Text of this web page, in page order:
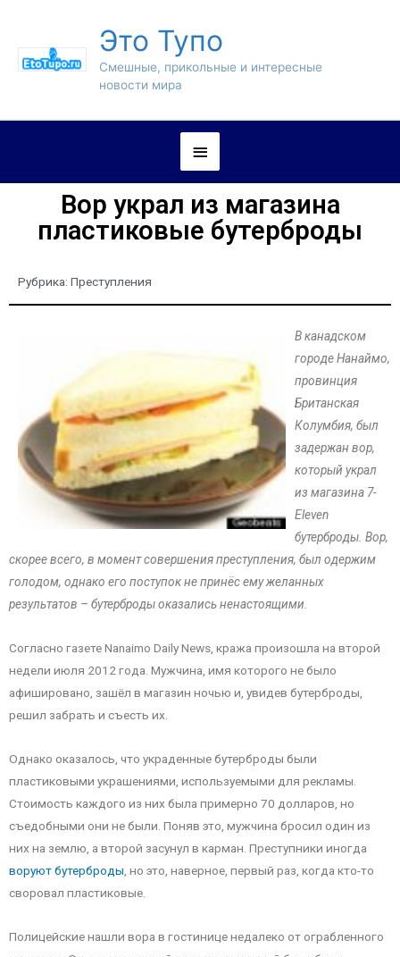
Это Тупо
Смешные, прикольные и интересные
новости мира
Вор украл из магазина
пластиковые бутерброды
Рубрика: Преступления
В канадском
городе Нанаймо,
провинция
Британская
Колумбия, был
задержан вор,
который украл
из магазина 7-
Eleven
бутерброды. Вор,
скорее всего, в момент совершения преступления, был одержим
голодом, однако его поступок не принёс ему желанных
результатов – бутерброды оказались ненастоящими.
Согласно газете Nanaimo Daily News, кража произошла на второй
недели июля 2012 года. Мужчина, имя которого не было
афишировано, зашёл в магазин ночью и, увидев бутерброды,
решил забрать и съесть их.
Однако оказалось, что украденные бутерброды были
пластиковыми украшениями, используемыми для рекламы.
Стоимость каждого из них была примерно 70 долларов, но
съедобными они не были. Поняв это, мужчина бросил один из
них на землю, а второй засунул в карман. Преступники иногда
воруют бутерброды , но это, наверное, первый раз, когда кто-то
своровал пластиковые.
Полицейские нашли вора в гостинице недалеко от ограбленного